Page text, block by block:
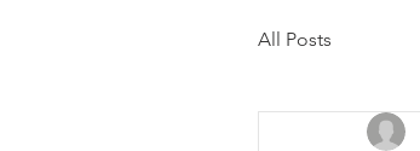
All Posts